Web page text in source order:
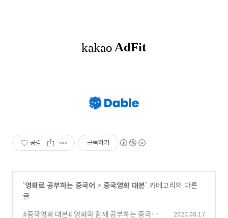
공감 구독하기
'영화로 공부하는 중국어 > 중국영화 대본' 카테고리의 다른
글
#중국영화 대본# 영화와 함께 공부하는 중국어,
2020.08.17